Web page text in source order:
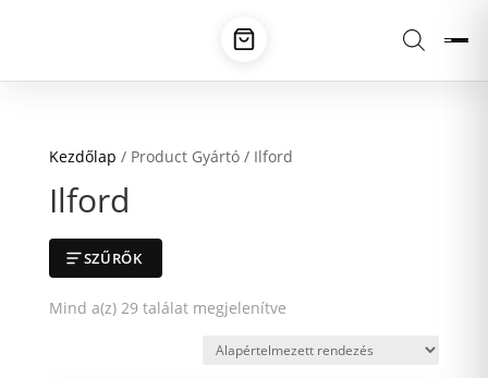
Kezdőlap / Product Gyártó / Ilford
Ilford
SZŰRŐK
Mind a(z) 29 találat megjelenítve